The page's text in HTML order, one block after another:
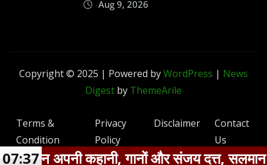
Aug 9, 2026
Copyright © 2025 | Powered byWordPress | News
Digest by ThemeArile
Terms &
Condition
Privacy
Policy
Disclaimer
Contact
Us
गानों और संजय दत्त, सलमान खान व माधुरी
07:37